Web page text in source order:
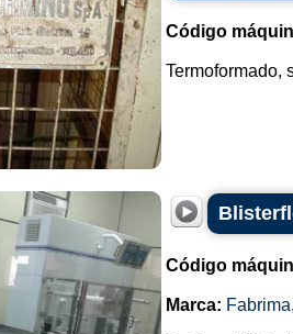
Código
Termoformado,
Código
Marca: Fabrima